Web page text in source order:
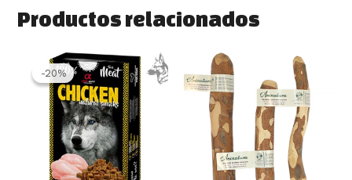
Productos relacionados
-20%
-20%
El
precio
original
era:
2.99 €.
El
precio
actual
es:
2.40 €.
Rango
precios:
desde
4.00 €
hasta
8.00 €